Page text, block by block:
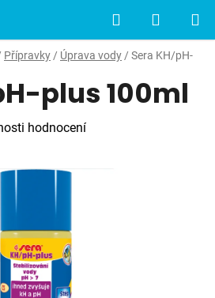
Hledat
KOŠÍK
Přípravky / Úprava vody / Sera KH/pH-
plus 100ml
hodnocení